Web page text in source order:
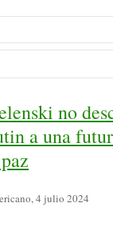
no
a una
4 julio 2024